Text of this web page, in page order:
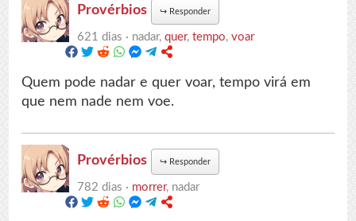
Provérbios ↪ Responder
621 dias · nadar,quer,tempo,voar
Quem pode nadar e quer voar, tempo virá em
que nem nade nem voe.
Provérbios ↪ Responder
782 dias · morrer, nadar